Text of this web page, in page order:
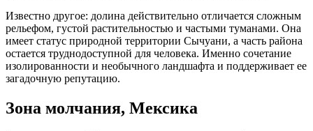
Известно другое: долина действительно отличается сложным
рельефом, густой растительностью и частыми туманами. Она
имеет статус природной территории Сычуани, а часть района
остается труднодоступной для человека. Именно сочетание
изолированности и необычного ландшафта и поддерживает ее
загадочную репутацию.
Зона молчания, Мексика